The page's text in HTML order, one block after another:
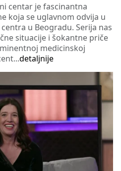
centar je fascinantna
koja se uglavnom odvija u
u Beogradu. Serija nas
situacije i šokantne priče
medicinskoj
detaljnije